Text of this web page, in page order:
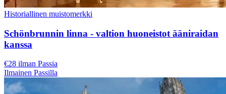
Historiallinen muistomerkki
Schönbrunnin linna - valtion huoneistot ääniraidan
kanssa
€28 ilman Passia
Ilmainen Passilla